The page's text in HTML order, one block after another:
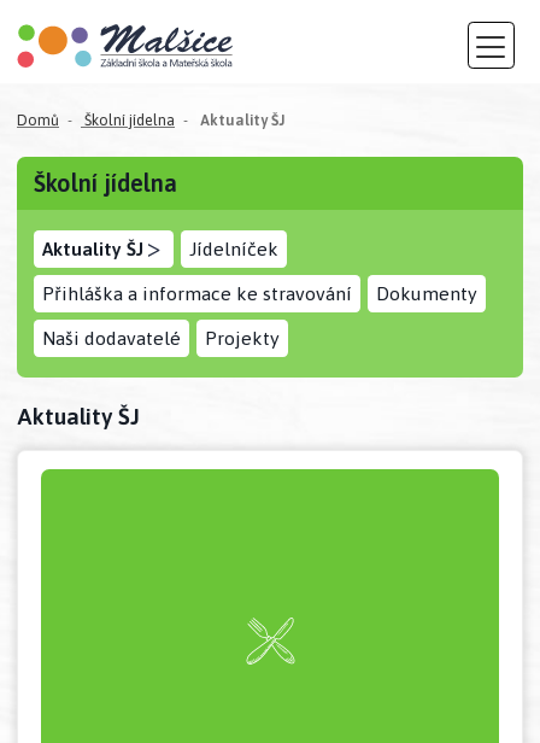
Domů Školní jídelna Aktuality ŠJ(aktuální)
Školní jídelna
Aktuality ŠJ > Jídelníček
Přihláška a informace ke stravování Dokumenty
Naši dodavatelé Projekty
Aktuality ŠJ